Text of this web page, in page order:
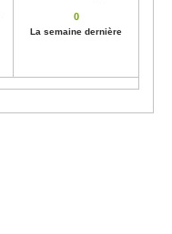
0
La semaine dernière